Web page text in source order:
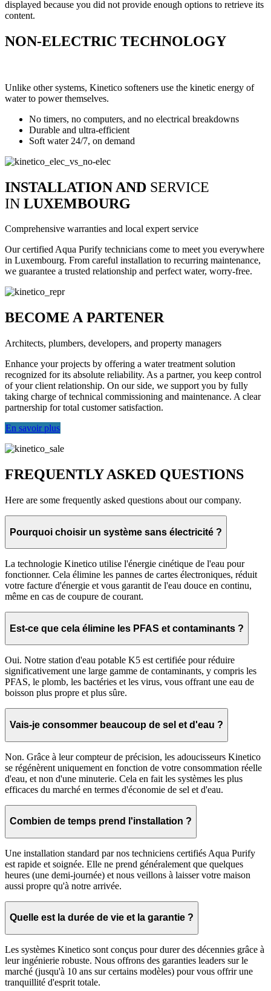
displayed because you did not provide enough options to retrieve its
content.
NON-ELECTRIC TECHNOLOGY
Unlike other systems, Kinetico softeners use the kinetic energy of
water to power themselves.
No timers, no computers, and no electrical breakdowns
Durable and ultra-efficient
Soft water 24/7, on demand
INSTALLATION AND SERVICE
IN LUXEMBOURG
Comprehensive warranties and local expert service
Our certified Aqua Purify technicians come to meet you everywhere
in Luxembourg. From careful installation to recurring maintenance,
we guarantee a trusted relationship and perfect water, worry-free.
BECOME APARTENER
Architects, plumbers, developers, and property managers
Enhance your projects by offering a water treatment solution
recognized for its absolute reliability. As a partner, you keep control
of your client relationship. On our side, we support you by fully
taking charge of technical commissioning and maintenance. A clear
partnership for total customer satisfaction.
En savoir plus
FREQUENTLY ASKED QUESTIONS
Here are some frequently asked questions about our company.
Pourquoi choisir un système sans électricité ?
La technologie Kinetico utilise l'énergie cinétique de l'eau pour
fonctionner. Cela élimine les pannes de cartes électroniques, réduit
votre facture d'énergie et vous garantit de l'eau douce en continu,
même en cas de coupure de courant.
Est-ce que cela élimine les PFAS et contaminants ?
Oui. Notre station d'eau potable K5 est certifiée pour réduire
significativement une large gamme de contaminants, y compris les
PFAS, le plomb, les bactéries et les virus, vous offrant une eau de
boisson plus propre et plus sûre.
Vais-je consommer beaucoup de sel et d'eau ?
Non. Grâce à leur compteur de précision, les adoucisseurs Kinetico
se régénèrent uniquement en fonction de votre consommation réelle
d'eau, et non d'une minuterie. Cela en fait les systèmes les plus
efficaces du marché en termes d'économie de sel et d'eau.
Combien de temps prend l'installation ?
Une installation standard par nos techniciens certifiés Aqua Purify
est rapide et soignée. Elle ne prend généralement que quelques
heures (une demi-journée) et nous veillons à laisser votre maison
aussi propre qu'à notre arrivée.
Quelle est la durée de vie et la garantie ?
Les systèmes Kinetico sont conçus pour durer des décennies grâce à
leur ingénierie robuste. Nous offrons des garanties leaders sur le
marché (jusqu'à 10 ans sur certains modèles) pour vous offrir une
tranquillité d'esprit totale.